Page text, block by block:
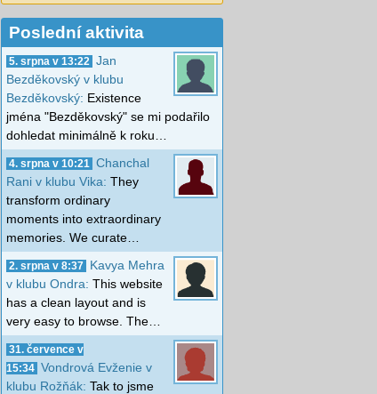
Poslední aktivita
5. srpna v 13:22
Jan
Bezděkovský v klubu
Bezděkovský: Existence
jména "Bezděkovský" se mi podařilo
dohledat minimálně k roku…
4. srpna v 10:21
Chanchal
Rani v klubu Vika: They
transform ordinary
moments into extraordinary
memories. We curate…
2. srpna v 8:37
Kavya Mehra
v klubu Ondra: This website
has a clean layout and is
very easy to browse. The…
31. července v
15:34 Vondrová Evženie v
klubu Rožňák: Tak to jsme